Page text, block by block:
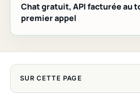
Chat gratuit, API facturée au
premier appel
SUR CETTE PAGE